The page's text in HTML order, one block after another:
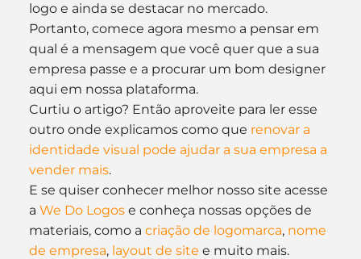
logo e ainda se destacar no mercado.
Portanto, comece agora mesmo a pensar em
qual é a mensagem que você quer que a sua
empresa passe e a procurar um bom designer
aqui em nossa plataforma.
Curtiu o artigo? Então aproveite para ler esse
outro onde explicamos como que renovar a
identidade visual pode ajudar a sua empresa a
vender mais.
E se quiser conhecer melhor nosso site acesse
a We Do Logos e conheça nossas opções de
materiais, como a criação de logomarca, nome
de empresa, layout de site e muito mais.